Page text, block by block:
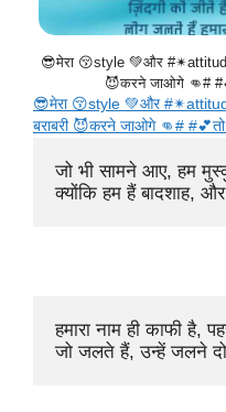
😎मेरा 😚style 💚और
😈करने जाओगे 👊#
😎मेरा 😚style 💚और
बराबरी 😈करने जाओगे 👊#
जो भी सामने आए, हम
क्योंकि हम हैं बादशाह,
हमारा नाम ही काफी है,
जो जलते हैं, उन्हें जलने